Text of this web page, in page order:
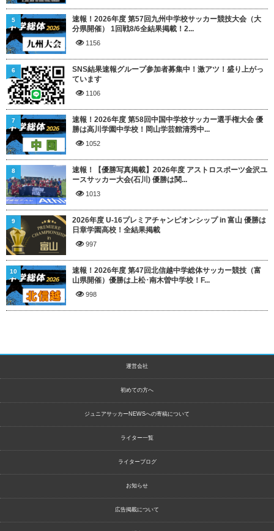
速報！2026年度 第57回九州中学校サッカー競技大会（大
分県開催） 1回戦8/6全結果掲載！2...
1156
5
SNS結果速報グループ参加者募集中！激アツ！盛り上がっ
ています
1106
6
速報！2026年度 第58回中国中学校サッカー選手権大会 優
勝は高川学園中学校！岡山学芸館清秀中...
1052
7
速報！【優勝写真掲載】2026年度 アストロスポーツ金沢ユ
ースサッカー大会(石川) 優勝は関...
1013
8
2026年度 U-16プレミアチャンピオンシップ in 富山 優勝は
日章学園高校！全結果掲載
997
9
速報！2026年度 第47回北信越中学総体サッカー競技（富
山県開催）優勝は上松･南木曽中学校！F...
998
10
運営会社
初めての方へ
ジュニアサッカーNEWSへの寄稿について
ライター一覧
ライターブログ
お知らせ
広告掲載について